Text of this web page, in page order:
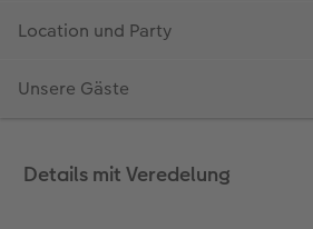
Details mit Veredelung